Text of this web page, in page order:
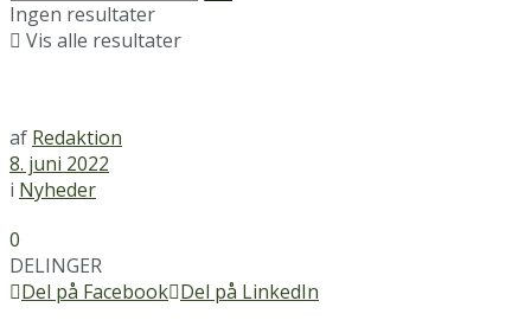
Ingen resultater
Vis alle resultater
af Redaktion
8. juni 2022
i Nyheder
0
DELINGER
Del på Facebook Del på LinkedIn